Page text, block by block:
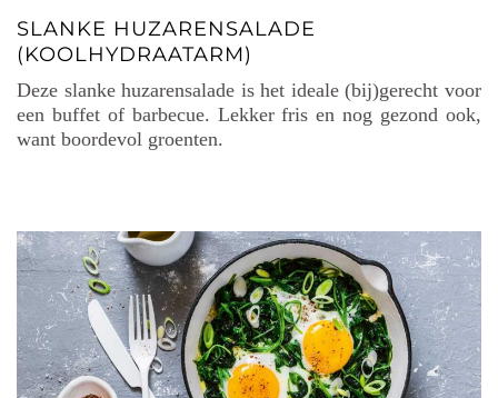
SLANKE HUZARENSALADE
(KOOLHYDRAATARM)
Deze slanke huzarensalade is het ideale (bij)gerecht voor
een buffet of barbecue. Lekker fris en nog gezond ook,
want boordevol groenten.